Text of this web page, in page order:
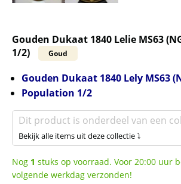
Gouden Dukaat 1840 Lelie MS63
1/2)
Goud
Gouden Dukaat 1840 Lely MS63
Population 1/2
Dit product is onderdeel van een
Bekijk alle items uit deze collectie ⤵
Nog 1 stuks op voorraad. Voor 20:00 uur
volgende werkdag verzonden!